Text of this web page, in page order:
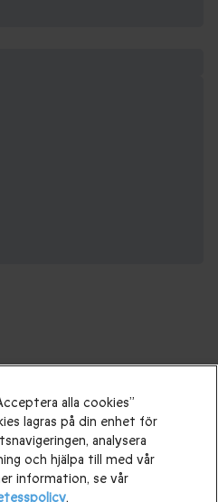
|Presenter till honom
|Mors dag-
dag|Bröllopspresenter
alla cookies”
lagras på din enhet för
analysera
och hjälpa till med vår
information, se vår
.